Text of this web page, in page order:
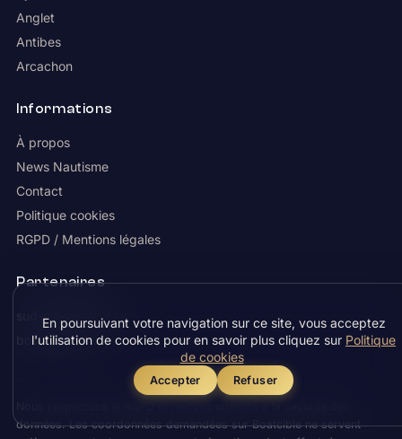
En poursuivant votre navigation sur ce site, vous acceptez
l'utilisation de cookies pour en savoir plus cliquez sur Politique
de cookies
Accepter Refuser
Anglet
Antibes
Arcachon
Informations
À propos
News Nautisme
Contact
Politique cookies
RGPD / Mentions légales
Partenaires
sud-est-nautic.com
boatdispo.com
données. Les coordonnées demandées sur Boatcible ne servent